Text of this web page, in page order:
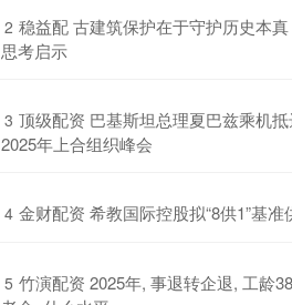
2 稳益配 古建筑保护在于守护历史本真
思考启示
3 顶级配资 巴基斯坦总理夏巴兹乘机
2025年上合组织峰会
4 金财配资 希教国际控股拟“8供1”基准
5 竹演配资 2025年, 事退转企退, 工龄